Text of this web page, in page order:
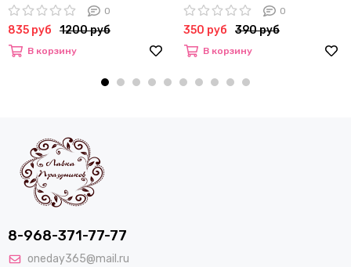
инструкцией по схемам, по
методике Монтессори
0
835 руб 1200 руб
В корзину
0
350 руб 390 руб
В корзину
8-968-371-77-77
oneday365@mail.ru